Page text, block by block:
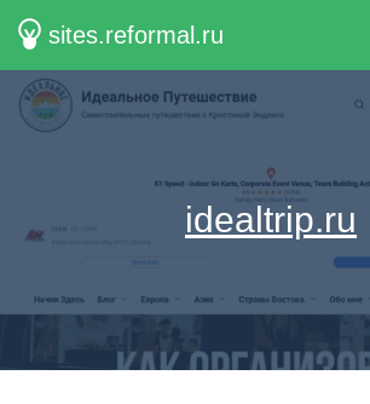
sites.reformal.ru
idealtrip.ru